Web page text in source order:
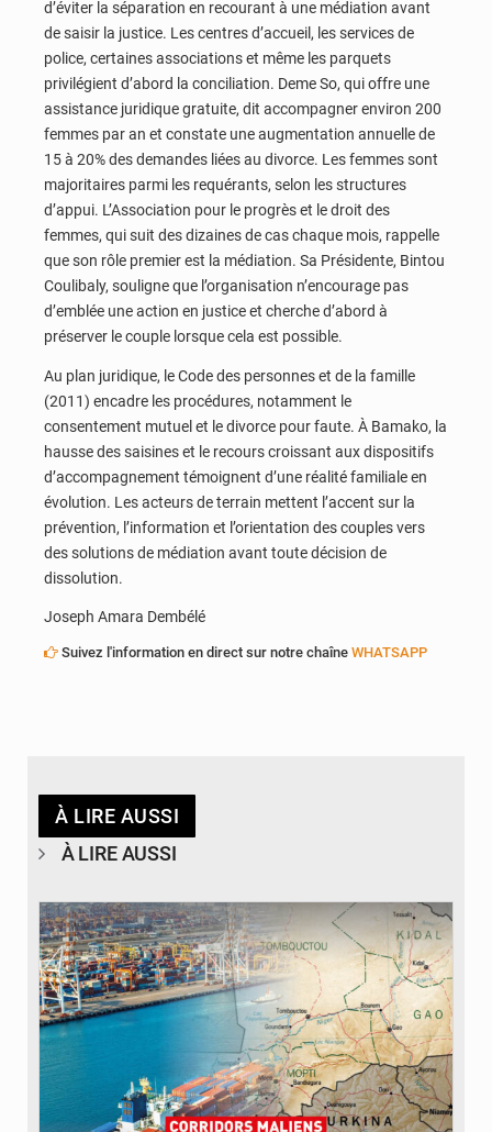
d’éviter la séparation en recourant à une médiation avant
de saisir la justice. Les centres d’accueil, les services de
police, certaines associations et même les parquets
privilégient d’abord la conciliation. Deme So, qui offre une
assistance juridique gratuite, dit accompagner environ 200
femmes par an et constate une augmentation annuelle de
15 à 20% des demandes liées au divorce. Les femmes sont
majoritaires parmi les requérants, selon les structures
d’appui. L’Association pour le progrès et le droit des
femmes, qui suit des dizaines de cas chaque mois, rappelle
que son rôle premier est la médiation. Sa Présidente, Bintou
Coulibaly, souligne que l’organisation n’encourage pas
d’emblée une action en justice et cherche d’abord à
préserver le couple lorsque cela est possible.
Au plan juridique, le Code des personnes et de la famille
(2011) encadre les procédures, notamment le
consentement mutuel et le divorce pour faute. À Bamako, la
hausse des saisines et le recours croissant aux dispositifs
d’accompagnement témoignent d’une réalité familiale en
évolution. Les acteurs de terrain mettent l’accent sur la
prévention, l’information et l’orientation des couples vers
des solutions de médiation avant toute décision de
dissolution.
Joseph Amara Dembélé
Suivez l'information en direct sur notre chaîne WHATSAPP
À LIRE AUSSI
À LIRE AUSSI
© JDM